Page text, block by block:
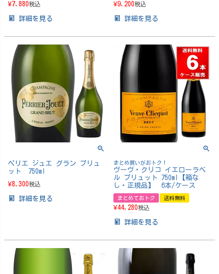
¥7,880税込
詳細を見る
¥9,200税込
詳細を見る
ペリエ ジュエ グラン ブリュ
ット 750ml
¥8,300税込
詳細を見る
まとめ買いがおトク！
ヴーヴ・クリコ イエローラベ
ル ブリュット 750ml【箱な
し・正規品】 6本/ケース
まとめておトク 送料無料
¥44,280税込
詳細を見る